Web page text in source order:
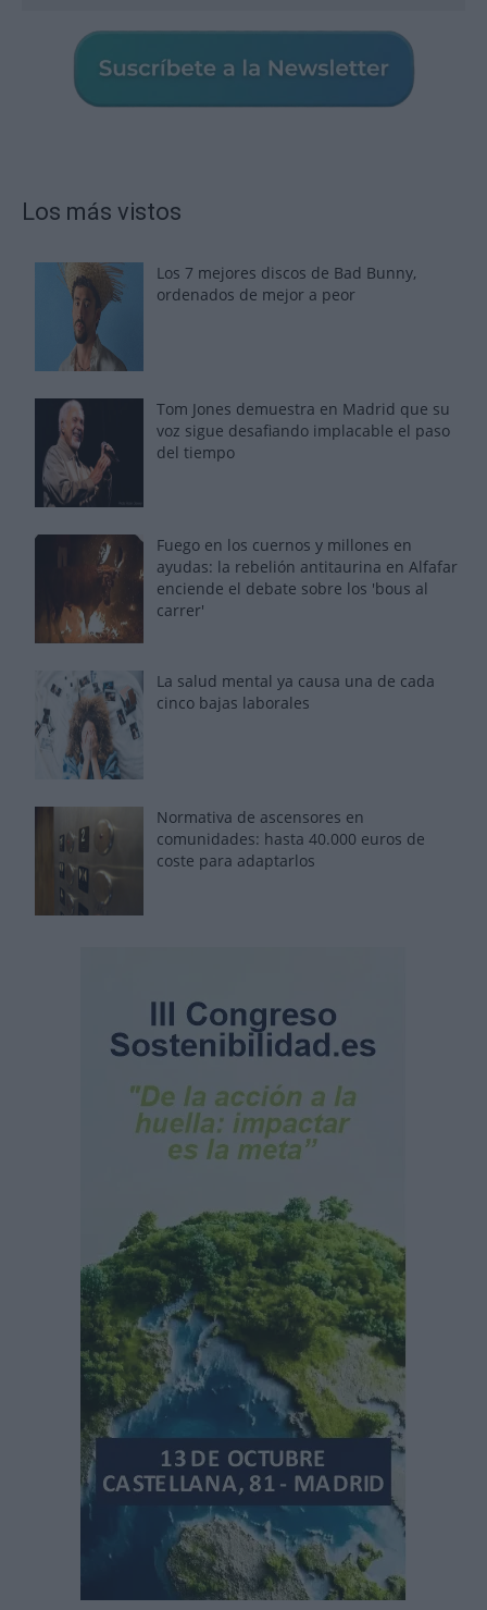
Los más vistos
Los 7 mejores discos de Bad Bunny,
ordenados de mejor a peor
Tom Jones demuestra en Madrid que su
voz sigue desafiando implacable el paso
del tiempo
Fuego en los cuernos y millones en
ayudas: la rebelión antitaurina en Alfafar
enciende el debate sobre los 'bous al
carrer'
La salud mental ya causa una de cada
cinco bajas laborales
Normativa de ascensores en
comunidades: hasta 40.000 euros de
coste para adaptarlos